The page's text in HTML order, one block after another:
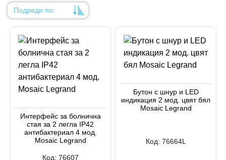
Подреди по:
Име
Име
Код на артикул
Интерфейс за болнична
стая за 2 легла IP42
антибактериал 4 мод.
Mosaic Legrand
Код: 76607
Бутон с шнур и LED
индикация 2 мод. цвят бял
Mosaic Legrand
Код: 76664L